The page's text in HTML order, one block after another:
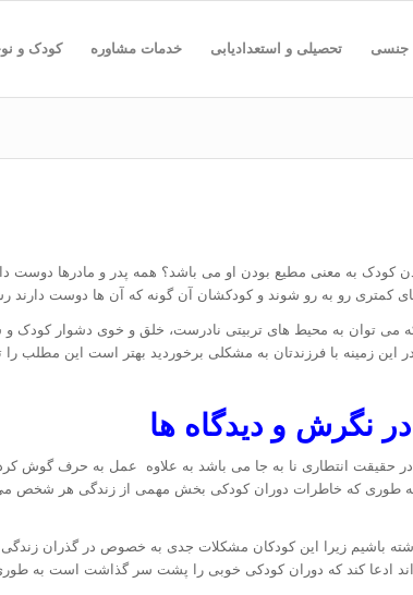
جنسی تحصیلی و استعدادیابی خدمات مشاوره کودک و
به معنی مطیع بودن او می باشد؟ همه پدر و مادرها دوست
کمتری رو به رو شوند و کودکشان آن گونه که آن ها دوست دارند
می توان به محیط های تربیتی نادرست، خلق و خوی دشوار کودک و
زمینه با فرزندتان به مشکلی برخوردید بهتر است این مطلب را
نگرش و دیدگاه ها
در حقیقت انتطاری نا به جا می باشد به علاوه عمل به حرف گوش
به طوری که خاطرات دوران کودکی بخش مهمی از زندگی هر شخص
باشیم زیرا این کودکان مشکلات جدی به خصوص در گذران زندگی
ادعا کند که دوران کودکی خوبی را پشت سر گذاشت است به